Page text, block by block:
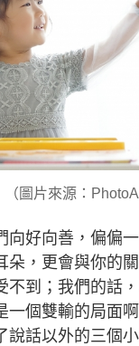
（圖片來源：
向好向善，偏偏
朵，更會與你的
不到；我們的話
一個雙輸的局面
說話以外的三個